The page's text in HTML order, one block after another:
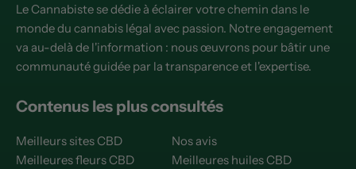
Le Cannabiste se dédie à éclairer votre chemin dans le
monde du cannabis légal avec passion. Notre engagement
va au-delà de l'information : nous œuvrons pour bâtir une
communauté guidée par la transparence et l'expertise.
Contenus les plus consultés
Meilleurs sites CBD
Nos avis
Meilleures fleurs CBD
Meilleures huiles CBD